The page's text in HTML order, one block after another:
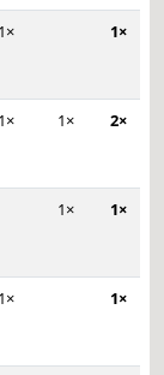
1× 1×
1× 1× 2×
1× 1×
1× 1×